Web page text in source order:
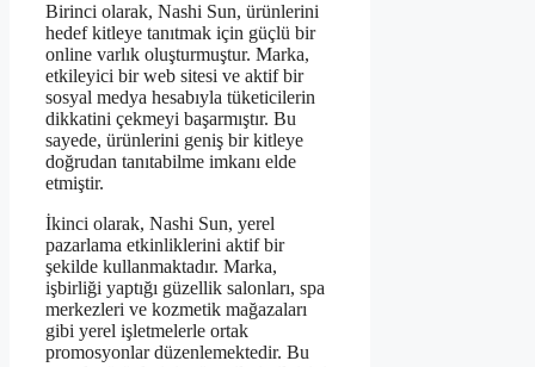
Birinci olarak, Nashi Sun, ürünlerini
hedef kitleye tanıtmak için güçlü bir
online varlık oluşturmuştur. Marka,
etkileyici bir web sitesi ve aktif bir
sosyal medya hesabıyla tüketicilerin
dikkatini çekmeyi başarmıştır. Bu
sayede, ürünlerini geniş bir kitleye
doğrudan tanıtabilme imkanı elde
etmiştir.
İkinci olarak, Nashi Sun, yerel
pazarlama etkinliklerini aktif bir
şekilde kullanmaktadır. Marka,
işbirliği yaptığı güzellik salonları, spa
merkezleri ve kozmetik mağazaları
gibi yerel işletmelerle ortak
promosyonlar düzenlemektedir. Bu